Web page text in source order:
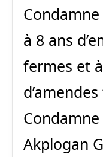
à 8 ans
fermes et
Akplogan